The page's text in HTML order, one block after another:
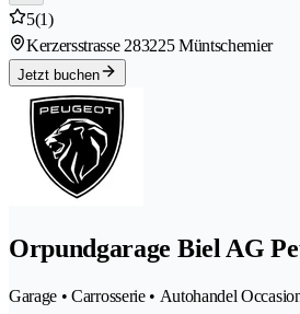
5(1)
Kerzersstrasse 283225 Müntschemier
Jetzt buchen
Orpundgarage Biel AG
Garage • Carrosserie • Autohandel